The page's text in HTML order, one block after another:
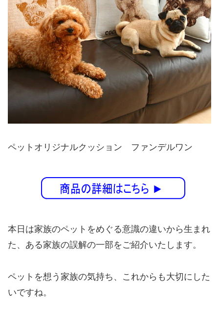
ペットオリジナルクッション ファンデルワン
本日は家族のペットをめぐる意識の違いから生まれ
た、ある家族の誤解の一部をご紹介いたします。
ペットを想う家族の気持ち、これからも大切にした
いですね。